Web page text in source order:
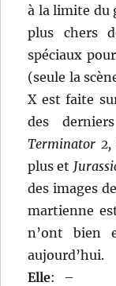
à la limite du
plus chers
spéciaux
(seule la
X est faite
des
Terminator 2,
plus et
des images
martienne
n’ont bien
aujourd’hui.
Elle:
–